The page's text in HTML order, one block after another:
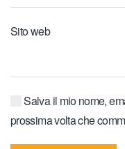
Sito web
Salva il mio nome,
prossima volta che